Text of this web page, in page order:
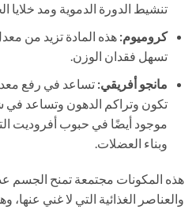
تنشيط الدورة الدموية ومد خلايا
كروميوم: هذه المادة تزيد من
تسهل فقدان الوزن.
مانجو أفريقي: تساعد في رفع
تكون وتراكم الدهون وتساعد في
موجود أيضًا في حبوب أفروديت
وبناء العضلات.
هذه المكونات مجتمعة تمنح الجسم
والعناصر الغذائية التي لا غني عنها،